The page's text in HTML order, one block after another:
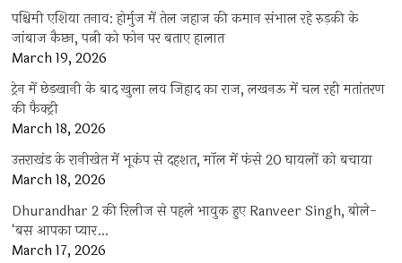
पश्चिमी एशिया तनाव: होर्मुज में तेल जहाज की कमान संभाल रहे रुड़की के
जांबाज कैप्टन, पत्नी को फोन पर बताए हालात
March 19, 2026
ट्रेन में छेड़खानी के बाद खुला लव जिहाद का राज, लखनऊ में चल रही मतांतरण
की फैक्ट्री
March 18, 2026
उत्तराखंड के रानीखेत में भूकंप से दहशत, मॉल में फंसे 20 घायलों को बचाया
March 18, 2026
Dhurandhar 2 की रिलीज से पहले भावुक हुए Ranveer Singh, बोले-
‘बस आपका प्यार…
March 17, 2026